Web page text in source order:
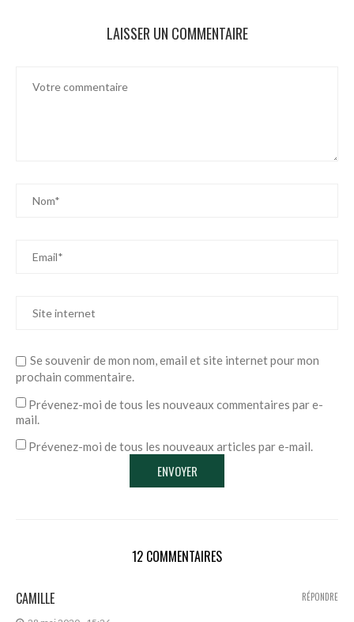
LAISSER UN COMMENTAIRE
Se souvenir de mon nom, email et site internet pour mon
prochain commentaire.
Prévenez-moi de tous les nouveaux commentaires par e-
mail.
Prévenez-moi de tous les nouveaux articles par e-mail.
12 COMMENTAIRES
CAMILLE RÉPONDRE